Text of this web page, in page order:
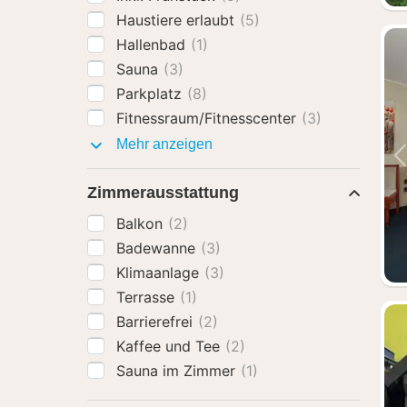
Haustiere erlaubt (5)
Hallenbad (1)
Sauna (3)
Parkplatz (8)
Fitnessraum/Fitnesscenter (3)
Mehr anzeigen
Zimmerausstattung
Balkon (2)
Badewanne (3)
Klimaanlage (3)
Terrasse (1)
Barrierefrei (2)
Kaffee und Tee (2)
Sauna im Zimmer (1)